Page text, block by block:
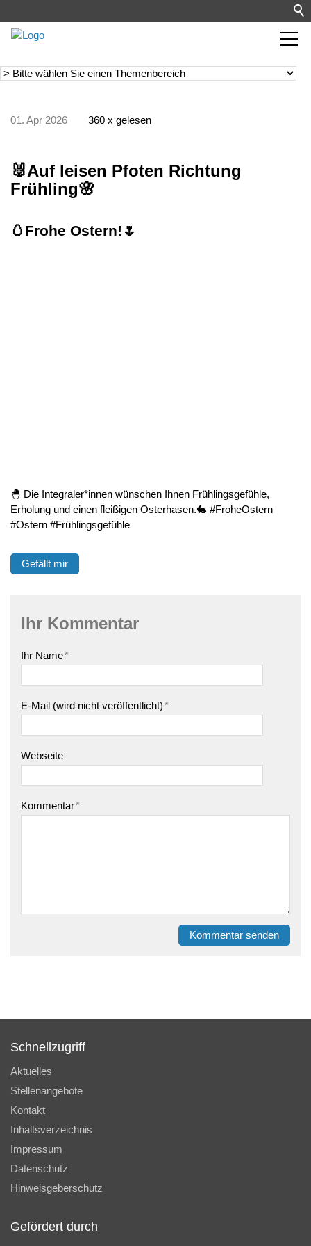
01. Apr 2026 360 x gelesen
🐰Auf leisen Pfoten Richtung
Frühling🌸
🥚Frohe Ostern!🌷
🐣 Die Integraler*innen wünschen Ihnen Frühlingsgefühle,
Erholung und einen fleißigen Osterhasen.🐇 #FroheOstern
#Ostern #Frühlingsgefühle
Gefällt mir
Ihr Kommentar
Ihr Name*
E-Mail (wird nicht veröffentlicht)*
Webseite
Kommentar*
Kommentar senden
Schnellzugriff
Aktuelles
Stellenangebote
Kontakt
Inhaltsverzeichnis
Impressum
Datenschutz
Hinweisgeberschutz
Gefördert durch